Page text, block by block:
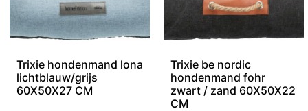
Trixie hondenmand lona
lichtblauw/grijs
60X50X27 CM
Trixie be nordic
hondenmand fohr
zwart / zand 60X50X22
CM